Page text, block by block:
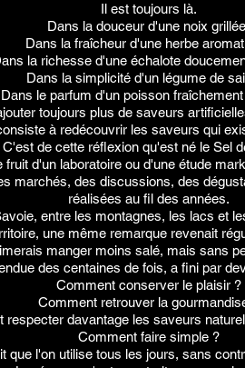
Il est toujours là.
Dans la douceur d'une noix
Dans la fraîcheur d'une herbe
la richesse d'une échalote
Dans la simplicité d'un légume de
Dans le parfum d'un poisson
toujours plus de saveurs
à redécouvrir les saveurs qui
C'est de cette réflexion qu'est né le Sel
d'un laboratoire ou d'une étude
marchés, des discussions, des
réalisées au fil des années.
entre les montagnes, les lacs et
une même remarque revenait
manger moins salé, mais sans
des centaines de fois, a fini par
Comment conserver le plaisir ?
Comment retrouver la
respecter davantage les saveurs
Comment faire simple ?
que l'on utilise tous les jours, sans